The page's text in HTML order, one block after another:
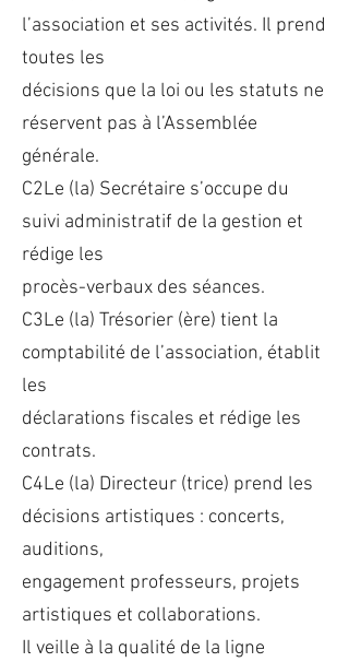
l’association et ses activités. Il prend
toutes les
décisions que la loi ou les statuts ne
réservent pas à l’Assemblée
générale.
C2Le (la) Secrétaire s’occupe du
suivi administratif de la gestion et
rédige les
procès-verbaux des séances.
C3Le (la) Trésorier (ère) tient la
comptabilité de l’association, établit
les
déclarations fiscales et rédige les
contrats.
C4Le (la) Directeur (trice) prend les
décisions artistiques : concerts,
auditions,
engagement professeurs, projets
artistiques et collaborations.
Il veille à la qualité de la ligne